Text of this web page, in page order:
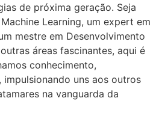
de próxima geração. Seja
Learning, um expert em
mestre em Desenvolvimento
áreas fascinantes, aqui é
conhecimento,
impulsionando uns aos outros
na vanguarda da